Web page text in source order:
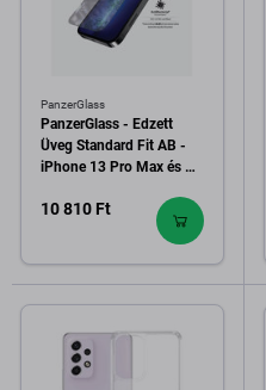
PanzerGlass
PanzerGlass - Edzett
Üveg Standard Fit AB -
iPhone 13 Pro Max és 14
10 810 Ft